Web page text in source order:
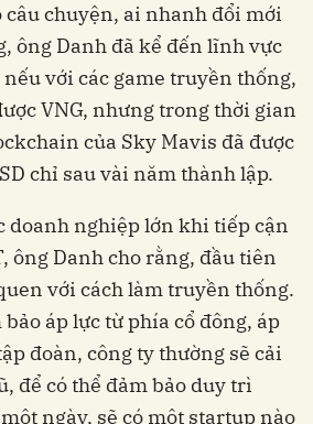
câu chuyện, ai nhanh đổi mới
ông Danh đã kể đến lĩnh vực
với các game truyền thống,
VNG, nhưng trong thời gian
của Sky Mavis đã được
chỉ sau vài năm thành lập.
doanh nghiệp lớn khi tiếp cận
ông Danh cho rằng, đầu tiên
với cách làm truyền thống.
áp lực từ phía cổ đông, áp
đoàn, công ty thường sẽ cải
để có thể đảm bảo duy trì
ngày, sẽ có một startup nào